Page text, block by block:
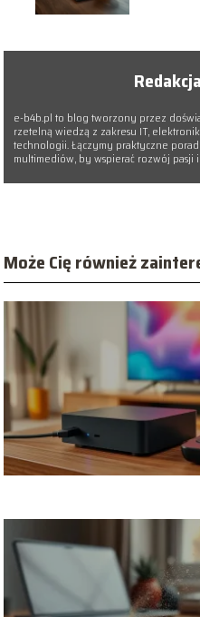
e-b4b.pl to blog tworzony przez
rzetelną wiedzą z zakresu IT,
technologii. Łączymy praktyczne
multimediów, by wspierać rozwój pasji
Może Cię również